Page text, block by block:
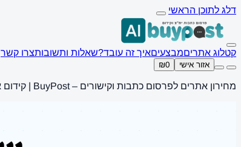
דלג לתוכן הראשי
קטלוג אתריםמבצעיםאיך זה עובד?שאלות ותשובותצרו קשר
אזור אישי ₪0
מחירון אתרים לפרסום כתבות וקישורים – BuyPost | קידום אתרים SEO